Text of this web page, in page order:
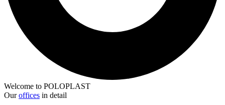
Welcome to POLOPLAST
Ouroffices in detail